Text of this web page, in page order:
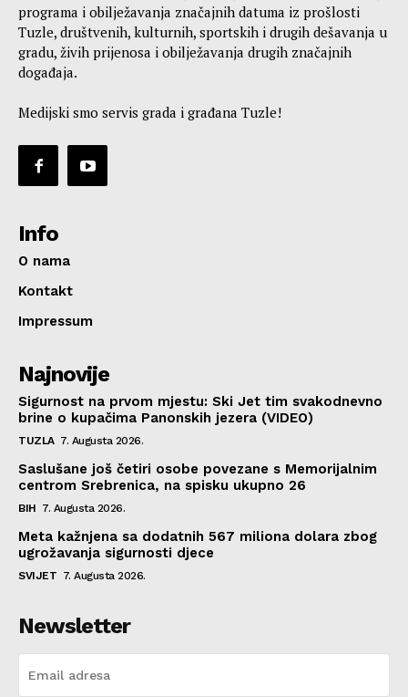
programa i obilježavanja značajnih datuma iz prošlosti
Tuzle, društvenih, kulturnih, sportskih i drugih dešavanja u
gradu, živih prijenosa i obilježavanja drugih značajnih
događaja.
Medijski smo servis grada i građana Tuzle!
Info
O nama
Kontakt
Impressum
Najnovije
Sigurnost na prvom mjestu: Ski Jet tim svakodnevno
brine o kupačima Panonskih jezera (VIDEO)
TUZLA 7. Augusta 2026.
Saslušane još četiri osobe povezane s Memorijalnim
centrom Srebrenica, na spisku ukupno 26
BIH 7. Augusta 2026.
Meta kažnjena sa dodatnih 567 miliona dolara zbog
ugrožavanja sigurnosti djece
SVIJET 7. Augusta 2026.
Newsletter